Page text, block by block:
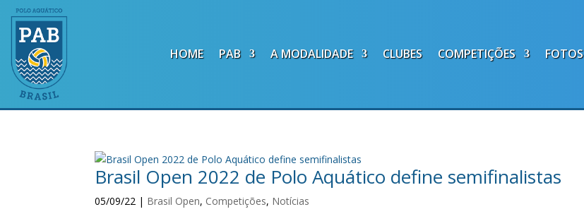
HOME PAB A MODALIDADE CLUBES COMPETIÇÕES FOTOS
Brasil Open 2022 de Polo Aquático define semifinalistas
05/09/22 | Brasil Open, Competições, Notícias